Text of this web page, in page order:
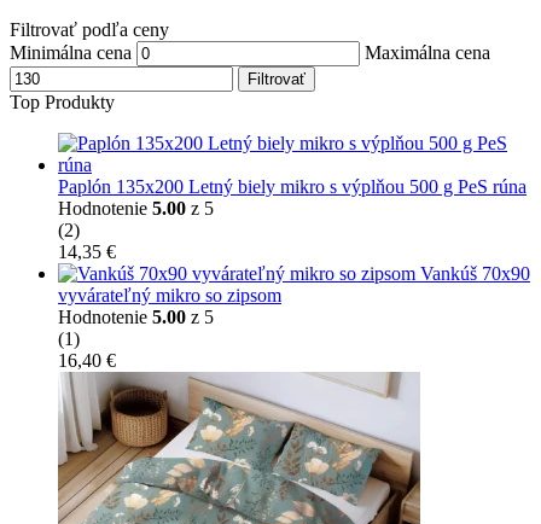
Filtrovať podľa ceny
Minimálna cena
Maximálna cena
Filtrovať
Top Produkty
Paplón 135x200 Letný biely mikro s výplňou 500 g PeS rúna
Hodnotenie 5.00 z 5
(2)
14,35 €
Vankúš 70x90
vyvárateľný mikro so zipsom
Hodnotenie 5.00 z 5
(1)
16,40 €